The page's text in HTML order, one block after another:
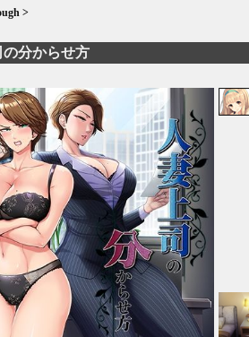
>
の分からせ方